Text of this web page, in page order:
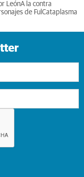
LeónA la contra
de Ful Cataplasma